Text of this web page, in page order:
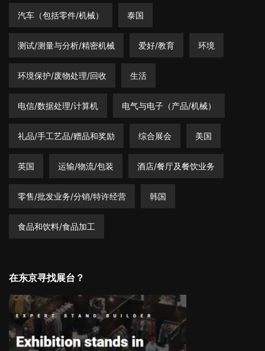
汽车（包括零件/机械） 泰国
测试/测量与分析/精密机械 爱好/教育 环境
环境保护/废物处理/回收 生活
电信/数据处理/计算机 电气与电子（产品/机械）
礼品/手工艺品/赠品和奖励 综合展会 美国
英国 运输/物流/包装 酒店/餐厅及餐饮业务
零售/批发业务/分销/特许经营 韩国
食品和饮料/食品加工
在东京寻找展台？